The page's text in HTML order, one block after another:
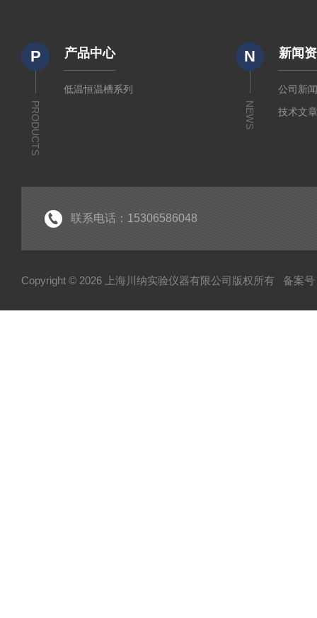
P
PRODUCTS
产品中心
低温恒温槽系列
N
NEWS
新闻
公司新
技术文
联系电话：15306586048
Copyright © 2026 上海川纳实验仪器有限公司版权所有 备案号